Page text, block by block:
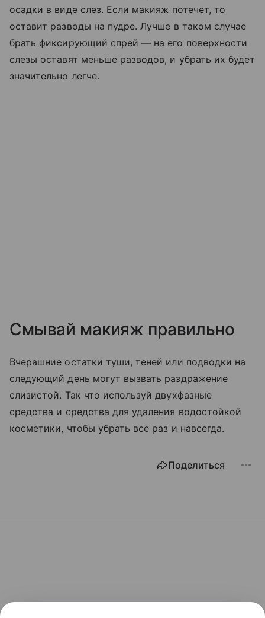
осадки в виде слез. Если макияж потечет, то
оставит разводы на пудре. Лучше в таком случае
брать фиксирующий спрей — на его поверхности
слезы оставят меньше разводов, и убрать их будет
значительно легче.
Смывай макияж правильно
Вчерашние остатки туши, теней или подводки на
следующий день могут вызвать раздражение
слизистой. Так что используй двухфазные
средства и средства для удаления водостойкой
косметики, чтобы убрать все раз и навсегда.
Поделиться